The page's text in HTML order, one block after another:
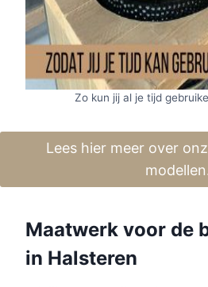
Zo kun jij al je tijd
Lees hier meer over
Maatwerk voor de
in Halsteren